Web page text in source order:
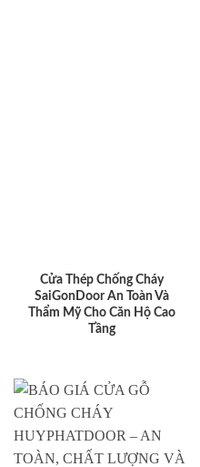
Cửa Thép Chống Cháy
SaiGonDoor An Toàn Và
Thẩm Mỹ Cho Căn Hộ Cao
Tầng